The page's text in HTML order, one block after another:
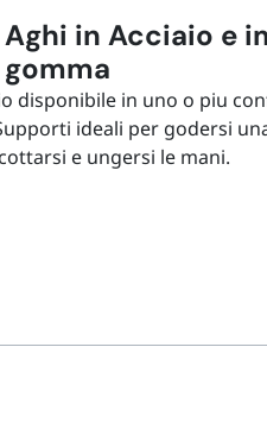
in Acciaio e
gomma
disponibile in uno o piu
ideali per godersi
e ungersi le mani.